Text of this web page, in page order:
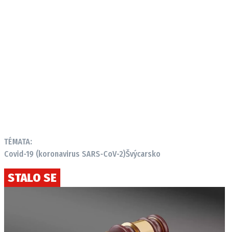
TÉMATA:
Covid-19 (koronavirus SARS-CoV-2)Švýcarsko
STALO SE